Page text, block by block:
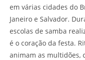
em várias cidades do
Janeiro e Salvador.
escolas de samba
é o coração da festa.
animam as multidões,